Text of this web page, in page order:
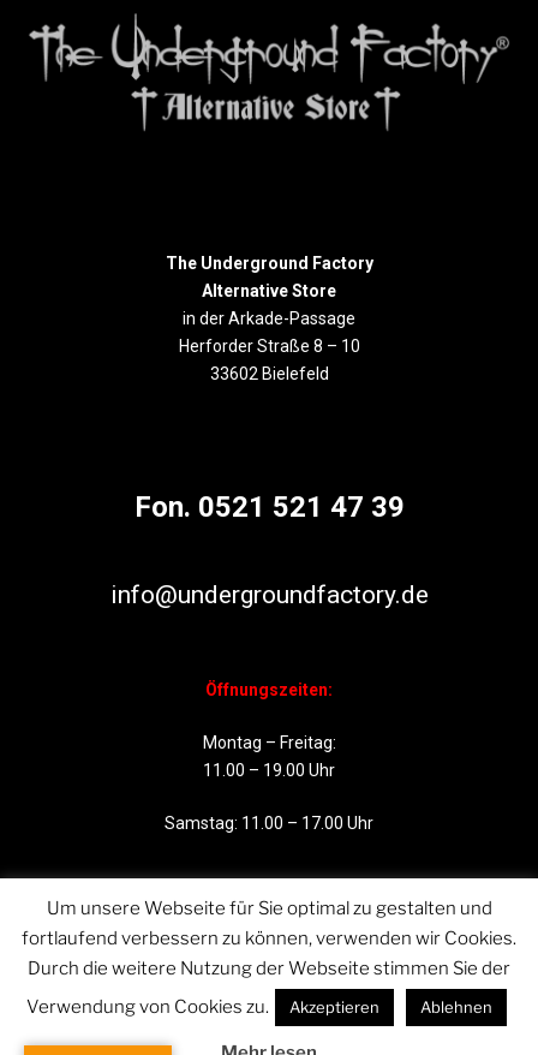
The Underground Factory
Alternative Store
in der Arkade-Passage
Herforder Straße 8 – 10
33602 Bielefeld
Fon. 0521 521 47 39
info@undergroundfactory.de
Öffnungszeiten:
Montag – Freitag:
11.00 – 19.00 Uhr
Samstag: 11.00 – 17.00 Uhr
Um unsere Webseite für Sie optimal zu gestalten und
fortlaufend verbessern zu können, verwenden wir Cookies.
Durch die weitere Nutzung der Webseite stimmen Sie der
Verwendung von Cookies zu.
Akzeptieren Ablehnen